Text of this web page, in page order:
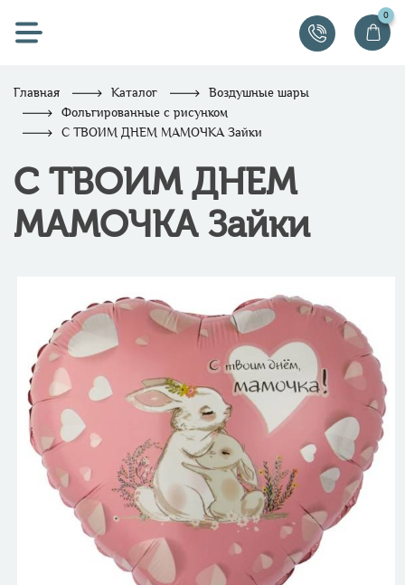
0
Главная Каталог
Воздушные шары
Фольгированные с рисунком
С ТВОИМ ДНЕМ МАМОЧКА Зайки
С ТВОИМ ДНЕМ
МАМОЧКА Зайки